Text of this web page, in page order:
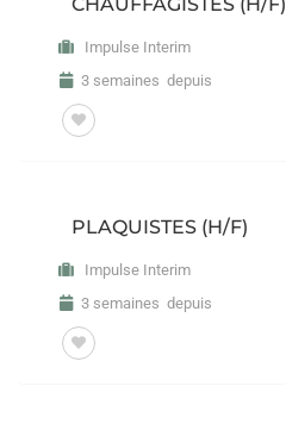
Impulse Interim
3 semaines depuis
PLAQUISTES (H/F)
Impulse Interim
3 semaines depuis